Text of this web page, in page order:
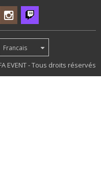
Francais
EVENT - Tous droits réservés